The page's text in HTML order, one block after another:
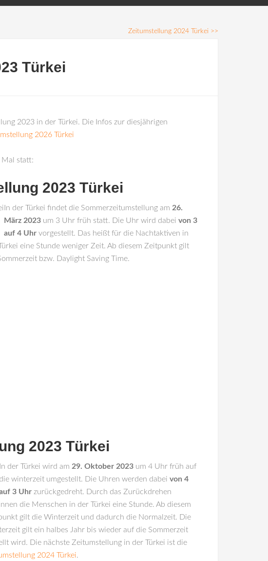
>>
Zeitumstellung 2024 Türkei
Türkei
2023 in der Türkei. Die Infos zur diesjährigen
2026 Türkei
Mal statt:
2023 Türkei
In der Türkei findet die Sommerzeitumstellung am 26.
März 2023 um 3 Uhr früh statt. Die Uhr wird dabei von 3
auf 4 Uhr vorgestellt. Das heißt für die Nachtaktiven in
eine Stunde weniger Zeit. Ab diesem Zeitpunkt gilt
bzw. Daylight Saving Time.
2023 Türkei
In der Türkei wird am 29. Oktober 2023 um 4 Uhr früh auf
die winterzeit umgestellt. Die Uhren werden dabei von 4
3 Uhr zurückgedreht. Durch das Zurückdrehen
die Menschen in der Türkei eine Stunde. Ab diesem
gilt die Winterzeit und dadurch die Normalzeit. Die
gilt ein halbes Jahr bis wieder auf die Sommerzeit
wird. Die nächste Zeitumstellung in der Türkei ist die
2024 Türkei.